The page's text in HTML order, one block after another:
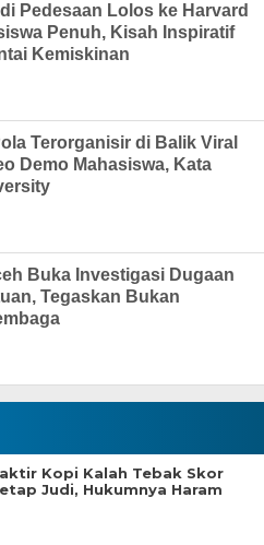
Pedesaan Lolos ke Harvard
Penuh, Kisah Inspiratif
Kemiskinan
Terorganisir di Balik Viral
Demo Mahasiswa, Kata
Buka Investigasi Dugaan
Tegaskan Bukan
Kopi Kalah Tebak Skor
Judi, Hukumnya Haram